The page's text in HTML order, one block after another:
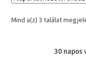
Mind a(z) 3 találat
30 napos